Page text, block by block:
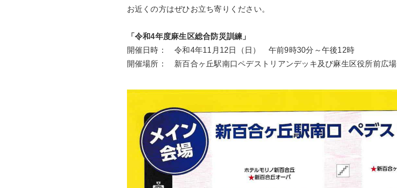
お近くの方はぜひお立ち寄りください。
「令和4年度麻生区総合防災訓練」
開催日時： 令和4年11月12日（日） 午前9時30分～午後12時
開催場所： 新百合ヶ丘駅南口ペデストリアンデッキ及び麻生区役所前広場